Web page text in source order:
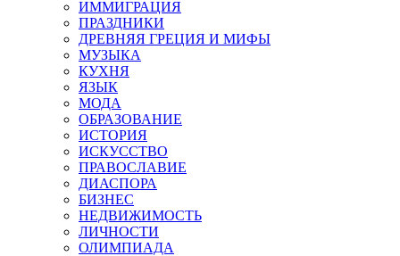
ИММИГРАЦИЯ
ПРАЗДНИКИ
ДРЕВНЯЯ ГРЕЦИЯ И МИФЫ
МУЗЫКА
КУХНЯ
ЯЗЫК
МОДА
ОБРАЗОВАНИЕ
ИСТОРИЯ
ИСКУССТВО
ПРАВОСЛАВИЕ
ДИАСПОРА
БИЗНЕС
НЕДВИЖИМОСТЬ
ЛИЧНОСТИ
ОЛИМПИАДА